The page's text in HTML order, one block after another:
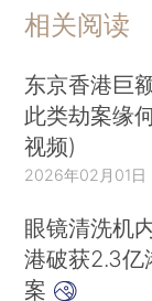
相关阅读
东京香港巨
此类劫案缘
视频)
2026年02月01日
眼镜清洗机
港破获2.3亿
案